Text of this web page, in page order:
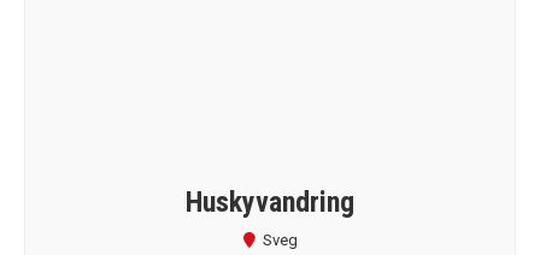
Huskyvandring
Sveg